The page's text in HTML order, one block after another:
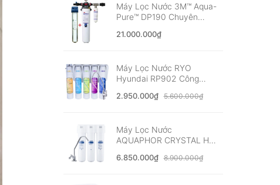
Máy Lọc Nước 3M™ Aqua-
Pure™ DP190 Chuyên
Hàng - Nhập Khẩu Mỹ
21.000.000₫
Máy Lọc Nước RYO
Hyundai RP902 Công
Quốc
2.950.000₫ 5.600.000₫
Máy Lọc Nước
AQUAPHOR CRYSTAL H
Khẩu Châu Âu
6.850.000₫ 8.900.000₫